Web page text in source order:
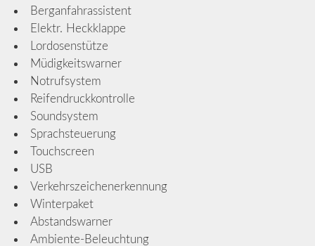
Berganfahrassistent
Elektr. Heckklappe
Lordosenstütze
Müdigkeitswarner
Notrufsystem
Reifendruckkontrolle
Soundsystem
Sprachsteuerung
Touchscreen
USB
Verkehrszeichenerkennung
Winterpaket
Abstandswarner
Ambiente-Beleuchtung